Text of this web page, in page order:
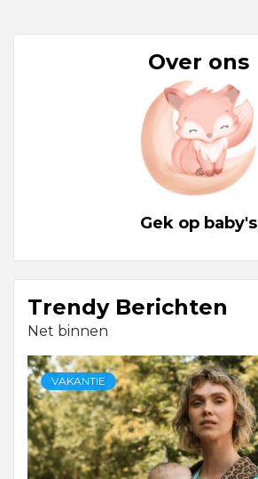
Over ons
Gek op baby's
Trendy Berichten
Net binnen
VAKANTIE